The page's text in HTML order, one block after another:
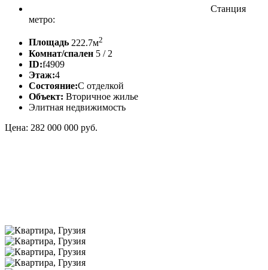
Станция
метро:
Площадь 222.7м2
Комнат/спален 5 / 2
ID:f4909
Этаж:4
Состояние:С отделкой
Объект: Вторичное жилье
Элитная недвижимость
Цена: 282 000 000 руб.